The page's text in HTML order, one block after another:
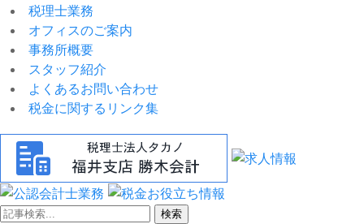
税理士業務
オフィスのご案内
事務所概要
スタッフ紹介
よくあるお問い合わせ
税金に関するリンク集
検索